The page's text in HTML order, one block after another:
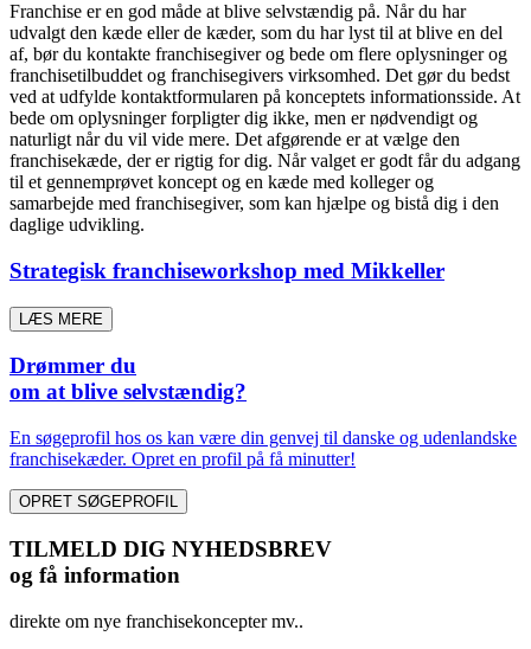
Franchise er en god måde at blive selvstændig på. Når du har
udvalgt den kæde eller de kæder, som du har lyst til at blive en del
af, bør du kontakte franchisegiver og bede om flere oplysninger og
franchisetilbuddet og franchisegivers virksomhed. Det gør du bedst
ved at udfylde kontaktformularen på konceptets informationsside. At
bede om oplysninger forpligter dig ikke, men er nødvendigt og
naturligt når du vil vide mere. Det afgørende er at vælge den
franchisekæde, der er rigtig for dig. Når valget er godt får du adgang
til et gennemprøvet koncept og en kæde med kolleger og
samarbejde med franchisegiver, som kan hjælpe og bistå dig i den
daglige udvikling.
Strategisk franchiseworkshop med Mikkeller
LÆS MERE
Drømmer du
om at blive selvstændig?
En søgeprofil hos os kan være din genvej til danske og udenlandske
franchisekæder. Opret en profil på få minutter!
OPRET SØGEPROFIL
TILMELD DIG NYHEDSBREV
og få information
direkte om nye franchisekoncepter mv..